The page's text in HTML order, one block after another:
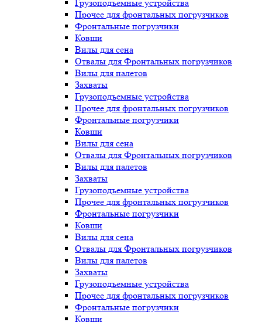
Грузоподъемные устройства
Прочее для фронтальных погрузчиков
Фронтальные погрузчики
Ковши
Вилы для сена
Отвалы для Фронтальных погрузчиков
Вилы для палетов
Захваты
Грузоподъемные устройства
Прочее для фронтальных погрузчиков
Фронтальные погрузчики
Ковши
Вилы для сена
Отвалы для Фронтальных погрузчиков
Вилы для палетов
Захваты
Грузоподъемные устройства
Прочее для фронтальных погрузчиков
Фронтальные погрузчики
Ковши
Вилы для сена
Отвалы для Фронтальных погрузчиков
Вилы для палетов
Захваты
Грузоподъемные устройства
Прочее для фронтальных погрузчиков
Фронтальные погрузчики
Ковши